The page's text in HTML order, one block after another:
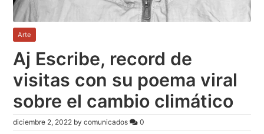
Arte
Aj Escribe, record de
visitas con su poema viral
sobre el cambio climático
diciembre 2, 2022 bycomunicados 0